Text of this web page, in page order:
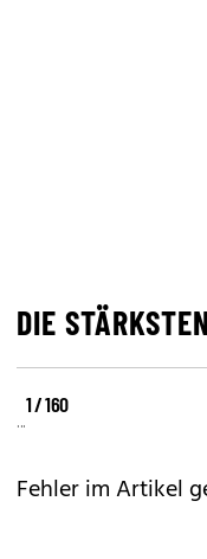
DIE
1 / 160
©
REUTERS
©
REUTERS
©
REUTERS
Fehler im Artikel